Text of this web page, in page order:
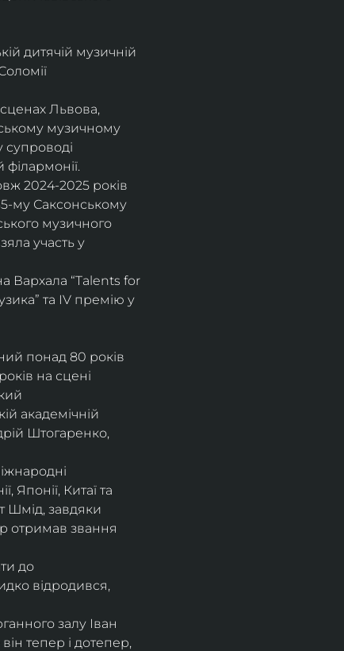
дитячій музичній
Львова,
музичному
супроводі
2024-2025 років
му Саксонському
музичного
участь у
Вархала “Talents for
та IV премію у
понад 80 років
на сцені
академічній
Штогаренко,
Японії, Китаї та
Шмід, завдяки
отримав звання
до
відродився,
залу Іван
тепер і дотепер,